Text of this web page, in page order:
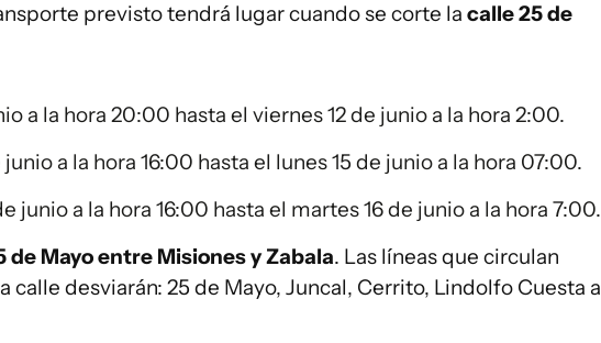
previsto tendrá lugar cuando se corte la calle 25 de
a la hora 20:00 hasta el viernes 12 de junio a la hora 2:00.
a la hora 16:00 hasta el lunes 15 de junio a la hora 07:00.
junio a la hora 16:00 hasta el martes 16 de junio a la hora 7:00.
de Mayo entre Misiones y Zabala. Las líneas que circulan
calle desviarán: 25 de Mayo, Juncal, Cerrito, Lindolfo Cuesta a